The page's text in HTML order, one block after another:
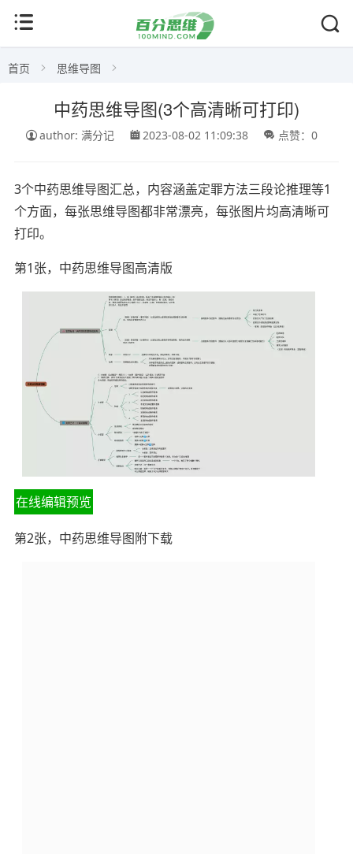
首页 思维导图
中药思维导图(3个高清晰可打印)
author: 满分记 2023-08-02 11:09:38 点赞：0
3个中药思维导图汇总，内容涵盖定罪方法三段论推理等1
个方面，每张思维导图都非常漂亮，每张图片均高清晰可
打印。
第1张，中药思维导图高清版
在线编辑预览
第2张，中药思维导图附下载